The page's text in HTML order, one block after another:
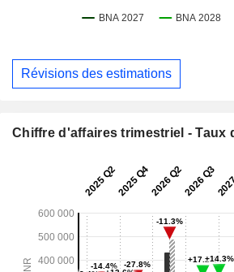
Révisions des estimations
Chiffre d'affaires trimestriel - Taux